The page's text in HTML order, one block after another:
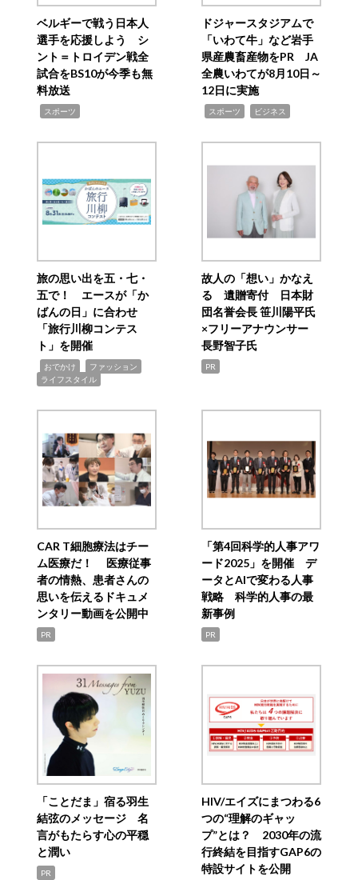
ベルギーで戦う日本人
選手を応援しよう シ
ント＝トロイデン戦全
試合をBS10が今季も無
料放送
スポーツ
ドジャースタジアムで
「いわて牛」など岩手
県産農畜産物をPR JA
全農いわてが8月10日～
12日に実施
スポーツ ビジネス
旅の思い出を五・七・
五で！ エースが「か
ばんの日」に合わせ
「旅行川柳コンテス
ト」を開催
おでかけ ファッション
ライフスタイル
故人の「想い」かなえ
る 遺贈寄付 日本財
団名誉会長 笹川陽平氏
×フリーアナウンサー
長野智子氏
PR
CAR T細胞療法はチー
ム医療だ！ 医療従事
者の情熱、患者さんの
思いを伝えるドキュメ
ンタリー動画を公開中
PR
「第4回科学的人事アワ
ード2025」を開催 デ
ータとAIで変わる人事
戦略 科学的人事の最
新事例
PR
「ことだま」宿る羽生
結弦のメッセージ 名
言がもたらす心の平穏
と潤い
PR
HIV/エイズにまつわる6
つの“理解のギャッ
プ”とは？ 2030年の流
行終結を目指すGAP6の
特設サイトを公開